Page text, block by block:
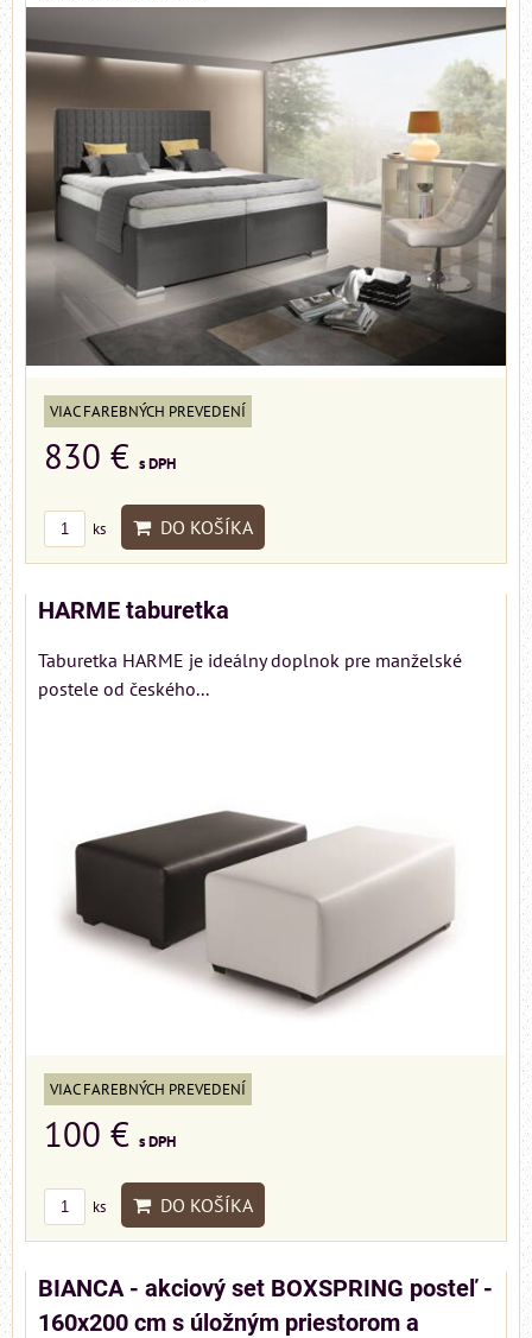
VIAC FAREBNÝCH PREVEDENÍ
830 € s DPH
ks DO KOŠÍKA
HARME taburetka
Taburetka HARME je ideálny doplnok pre manželské
postele od českého...
VIAC FAREBNÝCH PREVEDENÍ
100 € s DPH
ks DO KOŠÍKA
BIANCA - akciový set BOXSPRING posteľ -
160x200 cm s úložným priestorom a